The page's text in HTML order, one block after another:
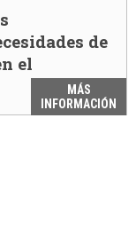
de
el
MÁS
INFORMACIÓN